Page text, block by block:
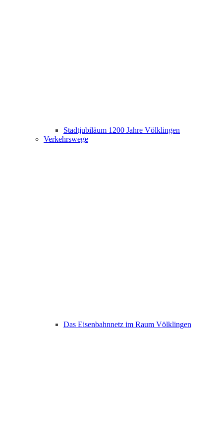
Stadtjubiläum 1200 Jahre Völklingen
Verkehrswege
Das Eisenbahnnetz im Raum Völklingen